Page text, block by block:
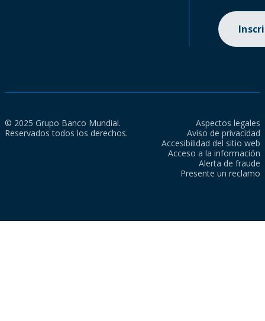
© 2025 Grupo Banco Mundial.
Reservados todos los derechos.
Aspectos legales
Aviso de privacidad
Accesibilidad del sitio web
Acceso a la información
Alerta de fraude
Presente un reclamo